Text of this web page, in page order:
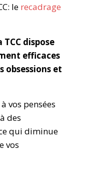
le recadrage
dispose
efficaces
obsessions et
vos pensées
des
qui diminue
vos